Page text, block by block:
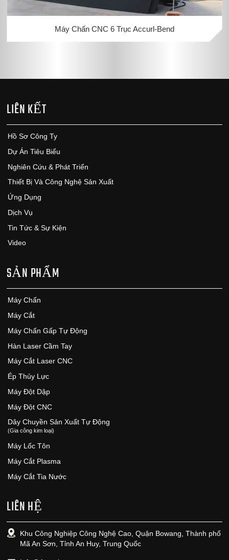
Máy Chấn CNC 6 Trục Accurl-Bend
LIÊN KẾT
Hồ Sơ Công Ty
Dự Án Tiêu Biểu
Nghiên Cứu & Phát Triển
Thiết Bị Và Công Nghệ Sản Xuất
Ứng Dụng
Dịch Vụ
Tin Tức & Sự Kiện
Video
SẢN PHẨM
Máy Chấn
Máy Cắt
Máy Chấn Gấp Tự Động
Hàn Laser Cầm Tay
Máy Cắt Laser CNC
Ép Thủy Lực
Máy Đột Dập
Máy Đột CNC
Dây Chuyền Sản Xuất Tự Động
(Gia công kim loại)
Máy Lốc Tôn
Máy Cắt Plasma
Máy Cắt Tia Nước
LIÊN HỆ
Khu Công Nghiệp Công Nghệ Cao, Quận Bowang, Thành phố
Mã An Sơn, Tỉnh An Huy, Trung Quốc